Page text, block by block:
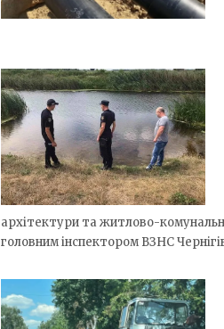
архітектури та житлово-
головним інспектором ВЗНС